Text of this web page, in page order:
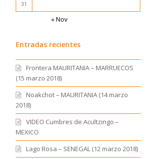
31
« Nov
Entradas recientes
Frontera MAURITANIA – MARRUECOS
(15 marzo 2018)
Noakchot – MAURITANIA (14 marzo
2018)
VIDEO Cumbres de Acultzingo –
MEXICO
Lago Rosa – SENEGAL (12 marzo 2018)